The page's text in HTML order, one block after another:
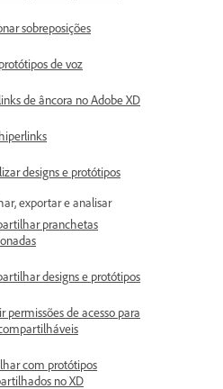
sobreposições
de voz
de âncora no Adobe XD
designs e protótipos
exportar e analisar
pranchetas
designs e protótipos
permissões de acesso para
com protótipos
no XD